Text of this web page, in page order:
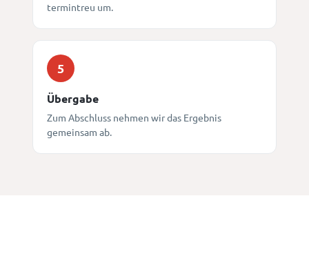
termintreu um.
5
Übergabe
Zum Abschluss nehmen wir das Ergebnis
gemeinsam ab.